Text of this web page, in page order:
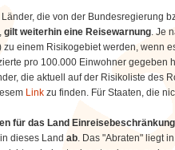
Länder, die von der Bundesregierung
gilt weiterhin eine Reisewarnung. Je
zu einem Risikogebiet werden, wenn
pro 100.000 Einwohner gegeben
die aktuell auf der Risikoliste des
Link zu finden. Für Staaten, die
für das Land
dieses Land ab. Das "Abraten" liegt